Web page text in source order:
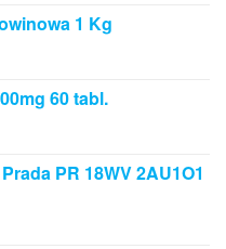
1 Kg
60 tabl.
PR 18WV 2AU1O1